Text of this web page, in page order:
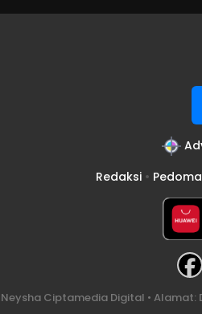
Redaksi •
Neysha Ciptamedia Digital •